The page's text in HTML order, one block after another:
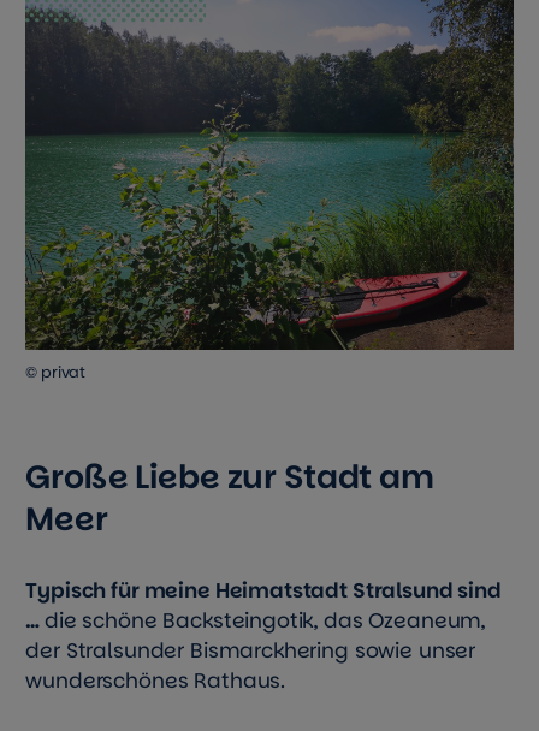
© privat
Große Liebe zur Stadt am
Meer
Typisch für meine Heimatstadt Stralsund sind
…die schöne Backsteingotik, das Ozeaneum,
der Stralsunder Bismarckhering sowie unser
wunderschönes Rathaus.